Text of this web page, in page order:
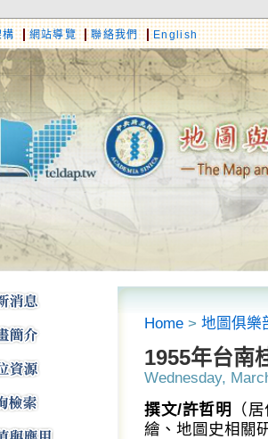
網站導覽 聯絡我們 English
Home > 地圖俱樂
1955年台南
Wednesday,
撰文/許哲明
（
繪、地圖史相關